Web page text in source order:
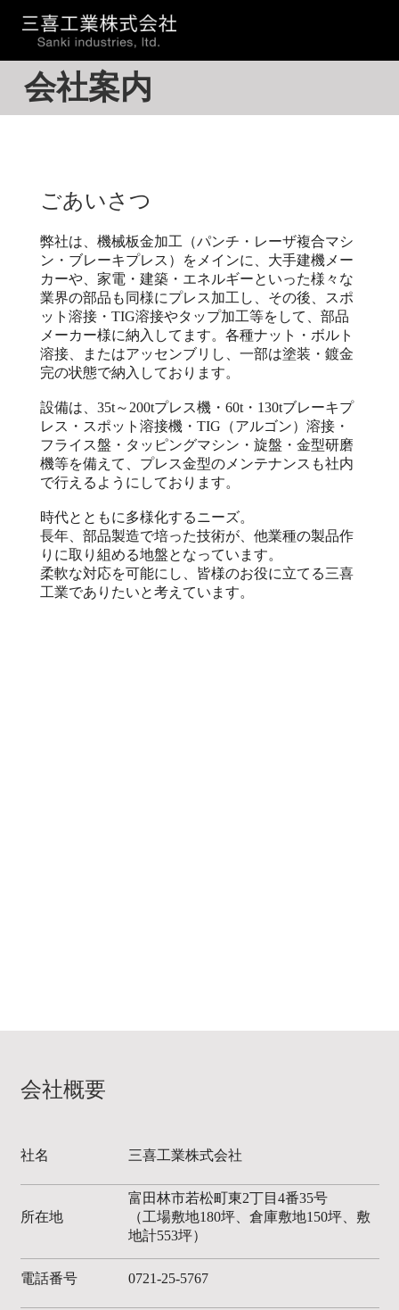
会社案内
ごあいさつ
弊社は、機械板金加工（パンチ・レーザ複合マシ
ン・ブレーキプレス）をメインに、大手建機メー
カーや、家電・建築・エネルギーといった様々な
業界の部品も同様にプレス加工し、その後、スポ
ット溶接・TIG溶接やタップ加工等をして、部品
メーカー様に納入してます。各種ナット・ボルト
溶接、またはアッセンブリし、一部は塗装・鍍金
完の状態で納入しております。
設備は、35t～200tプレス機・60t・130tブレーキプ
レス・スポット溶接機・TIG（アルゴン）溶接・
フライス盤・タッピングマシン・旋盤・金型研磨
機等を備えて、プレス金型のメンテナンスも社内
で行えるようにしております。
時代とともに多様化するニーズ。
長年、部品製造で培った技術が、他業種の製品作
りに取り組める地盤となっています。
柔軟な対応を可能にし、皆様のお役に立てる三喜
工業でありたいと考えています。
会社概要
社名 三喜工業株式会社
所在地
富田林市若松町東2丁目4番35号
（工場敷地180坪、倉庫敷地150坪、敷
地計553坪）
電話番号 0721-25-5767